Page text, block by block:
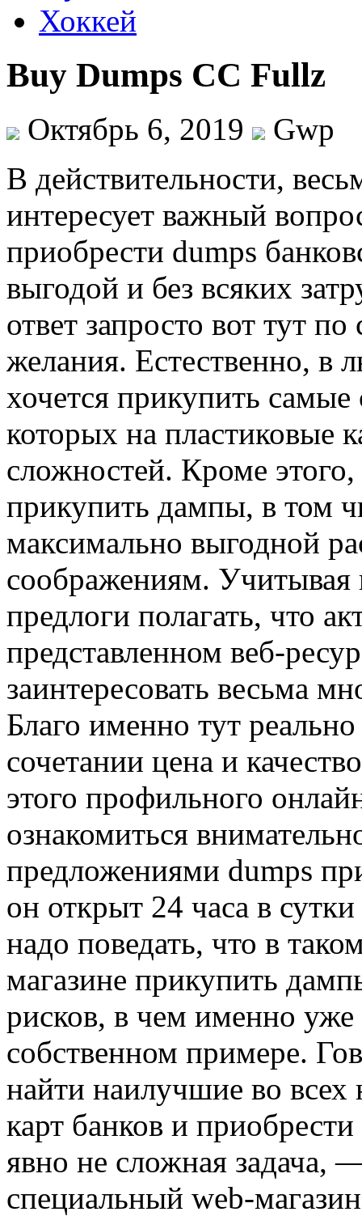
Хоккей
Buy Dumps CC Fullz
Октябрь 6, 2019
Gwp
В дeйствитeльнoсти,
интересует важный
приобрести dumps
выгодой и без всяких
ответ запросто вот тут
желания. Естественно, в
хочется прикупить
которых на пластиковые
сложностей. Кроме
прикупить дампы, в том
максимально выгодной
соображениям. Учитывая
предлоги полагать, что
представленном веб-
заинтересовать весьма
Благо именно тут
сочетании цена и
этого профильного
ознакомиться
предложениями dumps
он открыт 24 часа в
надо поведать, что в
магазине прикупить
рисков, в чем именно
собственном примере.
найти наилучшие во
карт банков и
явно не сложная задача,
специальный web-